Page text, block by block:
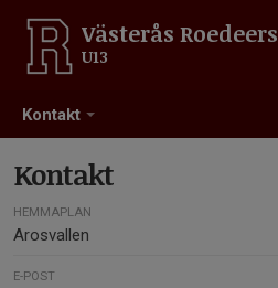
Kontakt
Västerås Roedeers
U13
Kontakt
HEMMAPLAN
Arosvallen
E-POST